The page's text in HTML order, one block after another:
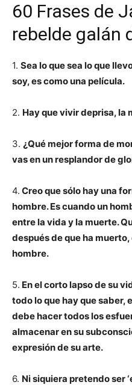
60 Frases de
rebelde galán
1. Sea lo que sea lo que
soy, es como una película.
2. Hay que vivir deprisa, la
3. ¿Qué mejor forma de
vas en un resplandor de
4. Creo que sólo hay una
hombre. Es cuando un
entre la vida y la muerte.
después de que ha
hombre.
5. En el corto lapso de su
todo lo que hay que saber,
debe hacer todos los
almacenar en su
expresión de su arte.
6. Ni siquiera pretendo ser